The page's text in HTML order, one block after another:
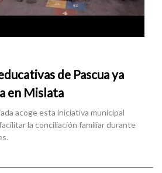
de Pascua ya
en Mislata
acoge esta iniciativa municipal
la conciliación familiar durante